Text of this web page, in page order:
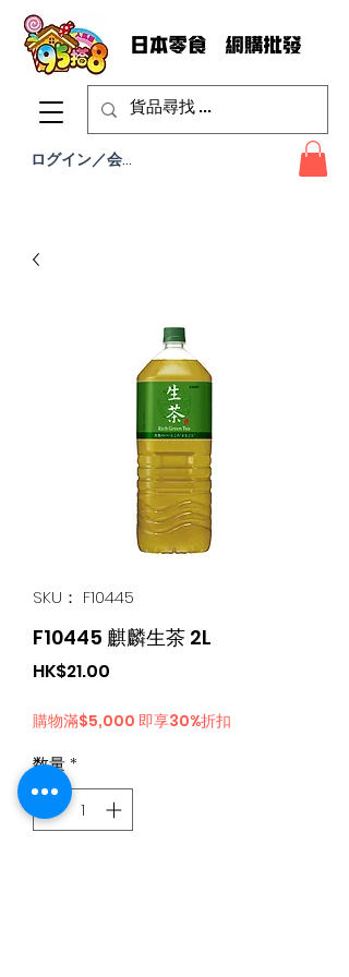
ログイン／会員登録
SKU： F10445
F10445 麒麟生茶 2L
HK$21.00
購物滿$5,000 即享30%折扣
数量*